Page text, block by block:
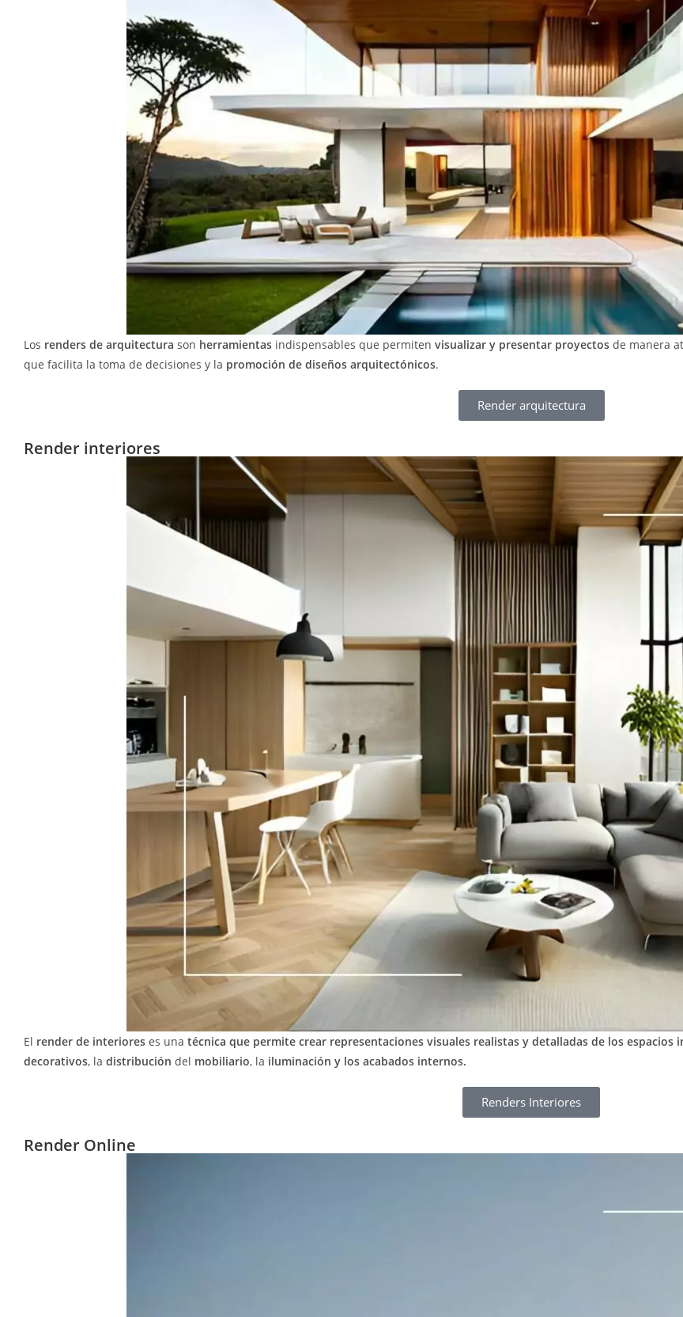
Los renders de arquitectura son herramientas indispensables que permiten visualizar y presentar proyectos de manera
que facilita la toma de decisiones y la promoción de diseños arquitectónicos.
Render arquitectura
Render interiores
El render de interiores es una técnica que permite crear representaciones visuales realistas y detalladas de los espacios
decorativos, la distribución del mobiliario, la iluminación y los acabados internos.
Renders Interiores
Render Online